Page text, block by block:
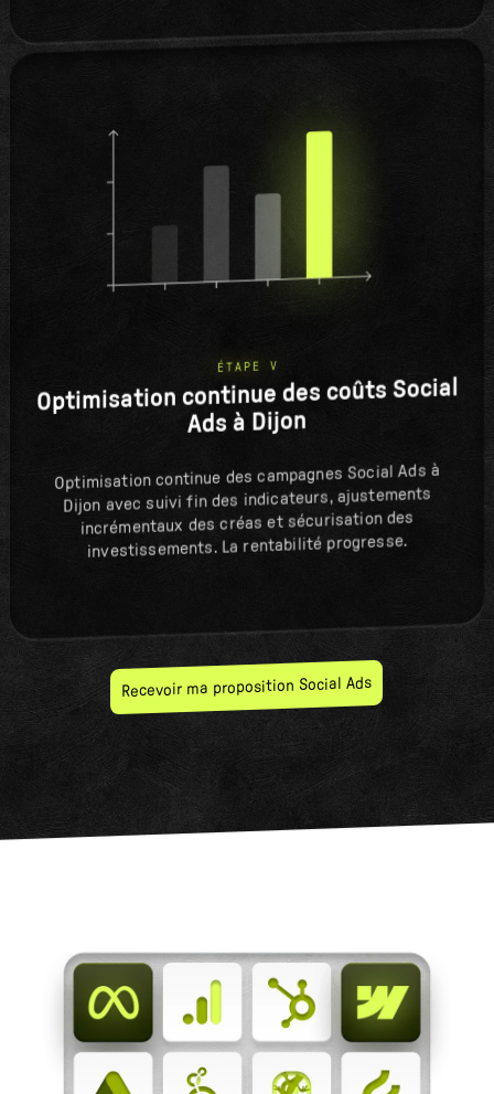
ÉTAPE V
Optimisation continue des coûts Social
Ads à Dijon
Optimisation continue des campagnes Social Ads à
Dijon avec suivi fin des indicateurs, ajustements
incrémentaux des créas et sécurisation des
investissements. La rentabilité progresse.
Recevoir ma proposition Social Ads